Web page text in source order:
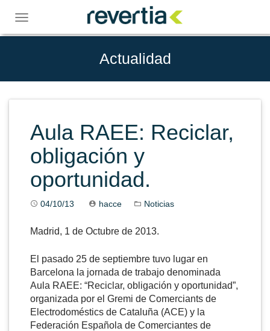
content
Toggle
navigation
Actualidad
Aula RAEE: Reciclar,
obligación y
oportunidad.
04/10/13 hacce Noticias
Madrid, 1 de Octubre de 2013.
El pasado 25 de septiembre tuvo lugar en
Barcelona la jornada de trabajo denominada
Aula RAEE: “Reciclar, obligación y oportunidad”,
organizada por el Gremi de Comerciants de
Electrodoméstics de Cataluña (ACE) y la
Federación Española de Comerciantes de